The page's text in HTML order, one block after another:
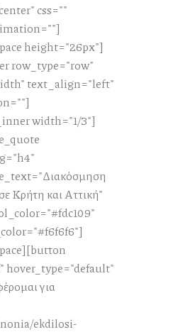
css=""
height="26px"]
row_type="row"
text_align="left"
width="1/3"]
Κρήτη και Αττική"
hover_type="default"
για
ekdilosi-